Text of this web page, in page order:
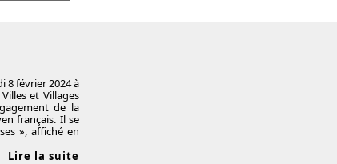
8 février 2024 à
et Villages
de la
français. Il se
», affiché en
Lire la suite